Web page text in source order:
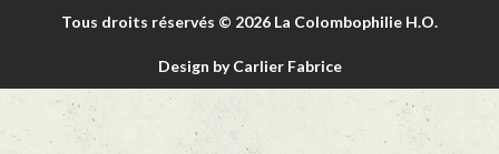
Tous droits réservés © 2026 La Colombophilie H.O.
Design by Carlier Fabrice